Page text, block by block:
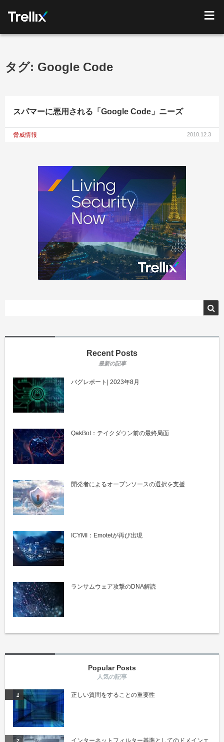
タグ: Google Code
スパマーに悪用される「Google Code」ニーズ
脅威情報 2010.12.3
Recent Posts
バグレポート| 2023年8月
QakBot：テイクダウン前の最終局面
開発者によるオープンソースの選択を支援
ICYMI：Emotetが再び出現
ランサムウェア攻撃のDNA解読
Popular Posts
正しい質問をすることの重要性
インターネットフィルター基準としてのドメインエ